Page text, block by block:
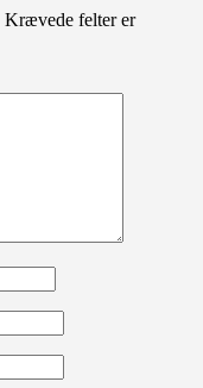
Krævede felter er